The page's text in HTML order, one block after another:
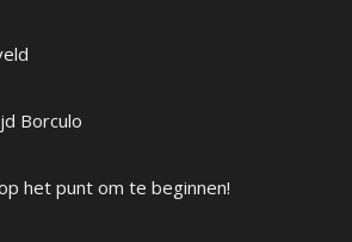
Borculo
het punt om te beginnen!